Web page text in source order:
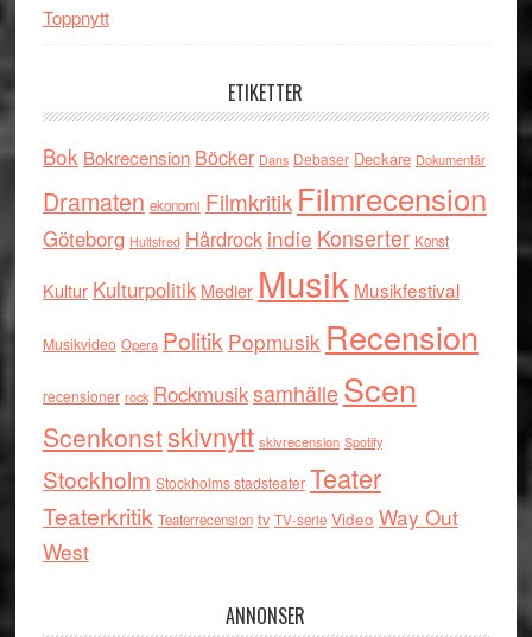
Toppnytt
ETIKETTER
Bok Bokrecension Böcker Dans Debaser Deckare Dokumentär
Dramaten ekonomi Filmkritik Filmrecension
Göteborg Hultsfred Hårdrock indie Konserter Konst
Kultur Kulturpolitik Medier Musik Musikfestival
Musikvideo Opera Politik Popmusik Recension
recensioner rock RockmusiksamhälleScen
Scenkonstskivnytt skivrecension Spotify
Stockholm Stockholms stadsteater Teater
Teaterkritik Teaterrecension tv TV-serie Video Way Out
West
ANNONSER